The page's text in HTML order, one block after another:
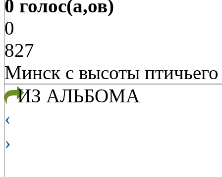
0 голос(а,ов)
0
827
Минск с высоты птичьего
ИЗ АЛЬБОМА
‹
›